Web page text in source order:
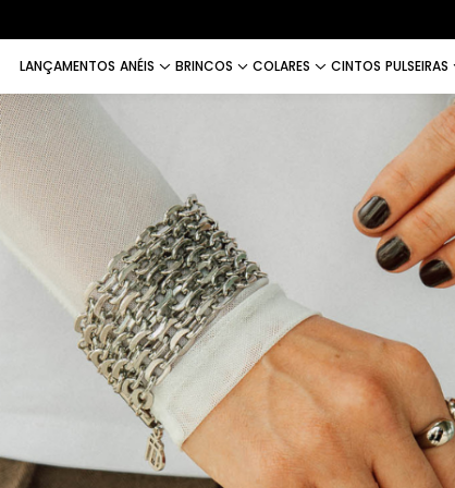
LANÇAMENTOS ANÉIS BRINCOS COLARES CINTOS PULSEIRAS